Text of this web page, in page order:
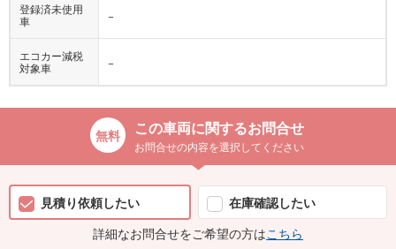
登録済未使用
車
−
エコカー減税
対象車
−
この車両に関するお問合せ
お問合せの内容を選択してください
見積り依頼したい
在庫確認したい
詳細なお問合せをご希望の方はこちら